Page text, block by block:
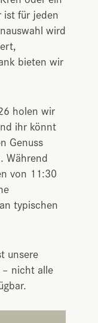
ist für jeden
wird
bieten wir
holen wir
ihr könnt
Genuss
Während
von 11:30
typischen
unsere
nicht alle